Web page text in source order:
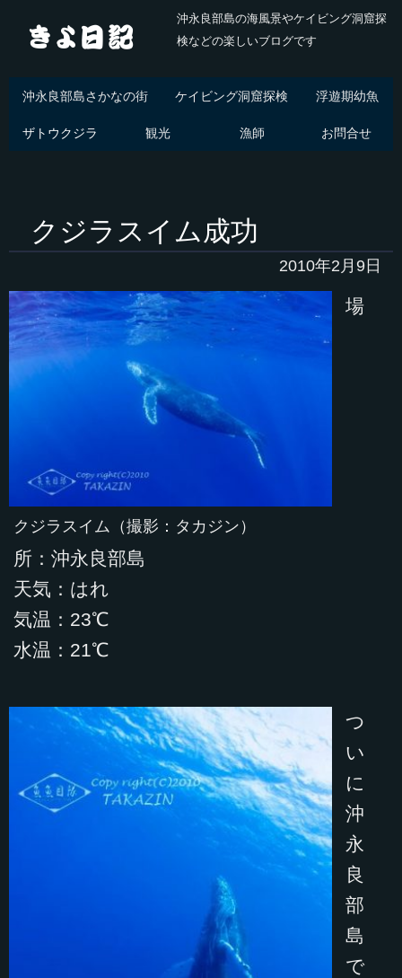
沖永良部島の海風景やケイビング洞窟探
検などの楽しいブログです
沖永良部島さかなの街 ケイビング洞窟探検 浮遊期幼魚
ザトウクジラ 観光 漁師 お問合せ
クジラスイム成功
2010年2月9日
クジラスイム（撮影：タカジン）
場
所：沖永良部島
天気：はれ
気温：23℃
水温：21℃
つ
い
に
沖
永
良
部
島
で